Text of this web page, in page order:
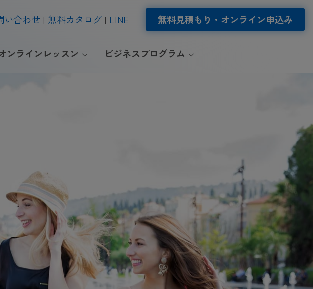
い合わせ 無料カタログ LINE 無料見積もり・オンライン申込み
ンラインレッスン ビジネスプログラム